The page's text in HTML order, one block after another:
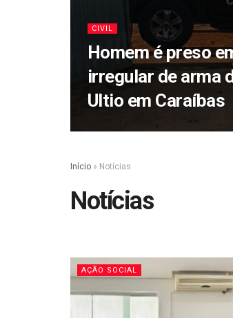
CIVIL
Homem é preso
irregular de arma
Ultio em Caraíbas
Início » Notícias
Notícias
AÇÃO SOCIAL